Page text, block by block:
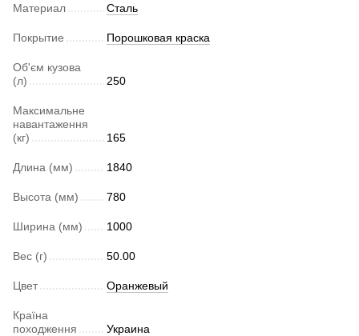
Материал Сталь
Покрытие Порошковая краска
Об'єм кузова
(л)
250
Максимальне
навантаження
(кг)
165
Длина (мм) 1840
Высота (мм) 780
Ширина (мм) 1000
Вес (г) 50.00
Цвет Оранжевый
Країна
походження
Украина